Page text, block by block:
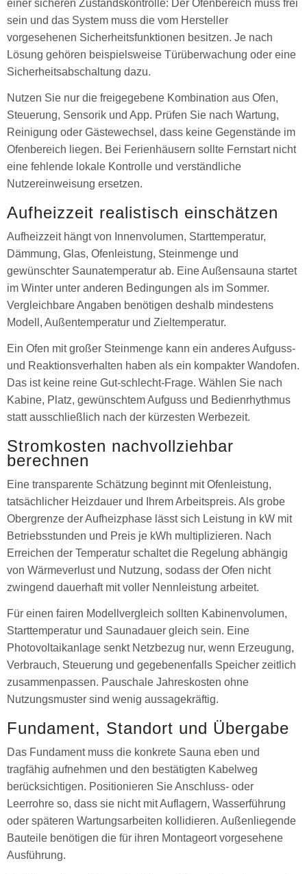
einer sicheren Zustandskontrolle: Der Ofenbereich muss frei
sein und das System muss die vom Hersteller
vorgesehenen Sicherheitsfunktionen besitzen. Je nach
Lösung gehören beispielsweise Türüberwachung oder eine
Sicherheitsabschaltung dazu.
Nutzen Sie nur die freigegebene Kombination aus Ofen,
Steuerung, Sensorik und App. Prüfen Sie nach Wartung,
Reinigung oder Gästewechsel, dass keine Gegenstände im
Ofenbereich liegen. Bei Ferienhäusern sollte Fernstart nicht
eine fehlende lokale Kontrolle und verständliche
Nutzereinweisung ersetzen.
Aufheizzeit realistisch einschätzen
Aufheizzeit hängt von Innenvolumen, Starttemperatur,
Dämmung, Glas, Ofenleistung, Steinmenge und
gewünschter Saunatemperatur ab. Eine Außensauna startet
im Winter unter anderen Bedingungen als im Sommer.
Vergleichbare Angaben benötigen deshalb mindestens
Modell, Außentemperatur und Zieltemperatur.
Ein Ofen mit großer Steinmenge kann ein anderes Aufguss-
und Reaktionsverhalten haben als ein kompakter Wandofen.
Das ist keine reine Gut-schlecht-Frage. Wählen Sie nach
Kabine, Platz, gewünschtem Aufguss und Bedienrhythmus
statt ausschließlich nach der kürzesten Werbezeit.
Stromkosten nachvollziehbar
berechnen
Eine transparente Schätzung beginnt mit Ofenleistung,
tatsächlicher Heizdauer und Ihrem Arbeitspreis. Als grobe
Obergrenze der Aufheizphase lässt sich Leistung in kW mit
Betriebsstunden und Preis je kWh multiplizieren. Nach
Erreichen der Temperatur schaltet die Regelung abhängig
von Wärmeverlust und Nutzung, sodass der Ofen nicht
zwingend dauerhaft mit voller Nennleistung arbeitet.
Für einen fairen Modellvergleich sollten Kabinenvolumen,
Starttemperatur und Saunadauer gleich sein. Eine
Photovoltaikanlage senkt Netzbezug nur, wenn Erzeugung,
Verbrauch, Steuerung und gegebenenfalls Speicher zeitlich
zusammenpassen. Pauschale Jahreskosten ohne
Nutzungsmuster sind wenig aussagekräftig.
Fundament, Standort und Übergabe
Das Fundament muss die konkrete Sauna eben und
tragfähig aufnehmen und den bestätigten Kabelweg
berücksichtigen. Positionieren Sie Anschluss- oder
Leerrohre so, dass sie nicht mit Auflagern, Wasserführung
oder späteren Wartungsarbeiten kollidieren. Außenliegende
Bauteile benötigen die für ihren Montageort vorgesehene
Ausführung.